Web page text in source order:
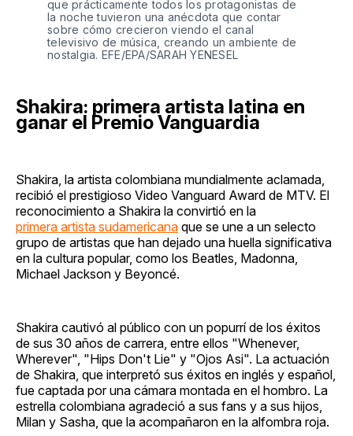
que prácticamente todos los protagonistas de
la noche tuvieron una anécdota que contar
sobre cómo crecieron viendo el canal
televisivo de música, creando un ambiente de
nostalgia. EFE/EPA/SARAH YENESEL
Shakira: primera artista latina en
ganar el Premio Vanguardia
Shakira, la artista colombiana mundialmente aclamada,
recibió el prestigioso Video Vanguard Award de MTV. El
reconocimiento a Shakira la convirtió en la
primera artista sudamericana que se une a un selecto
grupo de artistas que han dejado una huella significativa
en la cultura popular, como los Beatles, Madonna,
Michael Jackson y Beyoncé.
Shakira cautivó al público con un popurrí de los éxitos
de sus 30 años de carrera, entre ellos "Whenever,
Wherever", "Hips Don't Lie" y "Ojos Asi". La actuación
de Shakira, que interpretó sus éxitos en inglés y español,
fue captada por una cámara montada en el hombro. La
estrella colombiana agradeció a sus fans y a sus hijos,
Milan y Sasha, que la acompañaron en la alfombra roja.